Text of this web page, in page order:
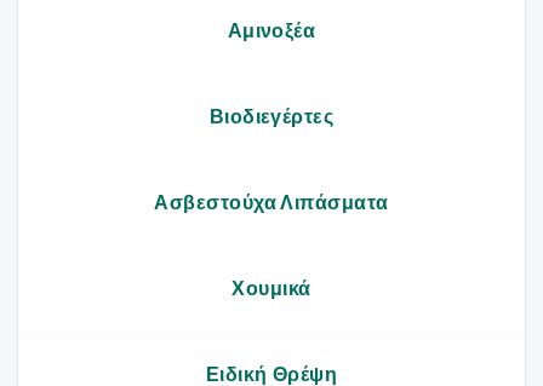
Αμινοξέα
Βιοδιεγέρτες
Ασβεστούχα Λιπάσματα
Χουμικά
Ειδική Θρέψη